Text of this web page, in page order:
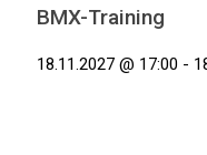
BMX-Training
18.11.2027 @ 17:00 -